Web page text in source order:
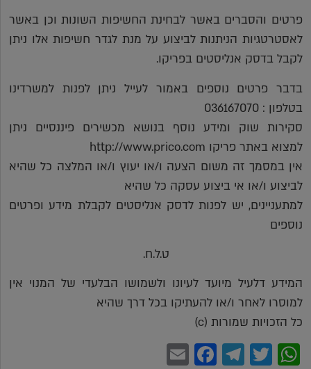
פרטים והסברים באשר לבחינת החשיפות השונות וכן באשר
לאסטרטגיות הניתנות לביצוע על מנת לגדר חשיפות אלו ניתן
לקבל בדסק אנליסטים בפריקו.
בדבר פרטים נוספים באמור לעייל ניתן לפנות למשרדינו
בטלפון : 036167070
סקירות שוק ומידע נוסף בנושא מכשירים פיננסיים ניתן
למצוא באתר פריקו http://www.prico.com
אין במסמך זה משום הצעה ו/או יעוץ ו/או המלצה כל שהיא
לביצוע ו/או אי ביצוע עסקה כל שהיא
למתעניינים, יש לפנות לדסק אנליסטים לקבלת מידע ופרטים
נוספים
ט.ל.ח.
המידע דלעיל מיועד לעיונו ולשמושו הבלעדי של המנוי אין
למוסרו לאחר ו/או להעתיקו בכל דרך שהיא
כל הזכויות שמורות (c)
WhatsApp
Twitter
Telegram
Facebook